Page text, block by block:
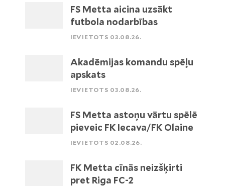
FS Metta aicina uzsākt
futbola nodarbības
IEVIETOTS 03.08.26.
Akadēmijas komandu spēļu
apskats
IEVIETOTS 03.08.26.
FS Metta astoņu vārtu spēlē
pieveic FK Iecava/FK Olaine
IEVIETOTS 02.08.26.
FK Metta cīnās neizšķirti
pret Riga FC-2